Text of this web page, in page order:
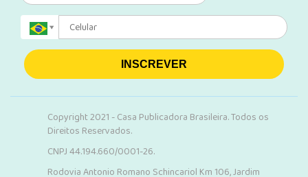
INSCREVER
Copyright 2021 - Casa Publicadora Brasileira. Todos os
Direitos Reservados.
CNPJ 44.194.660/0001-26.
Rodovia Antonio Romano Schincariol Km 106, Jardim